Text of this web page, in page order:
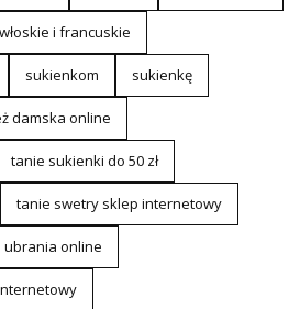
i francuskie
sukienkom sukienkę
damska online
tanie sukienki do 50 zł
tanie swetry sklep internetowy
ubrania online